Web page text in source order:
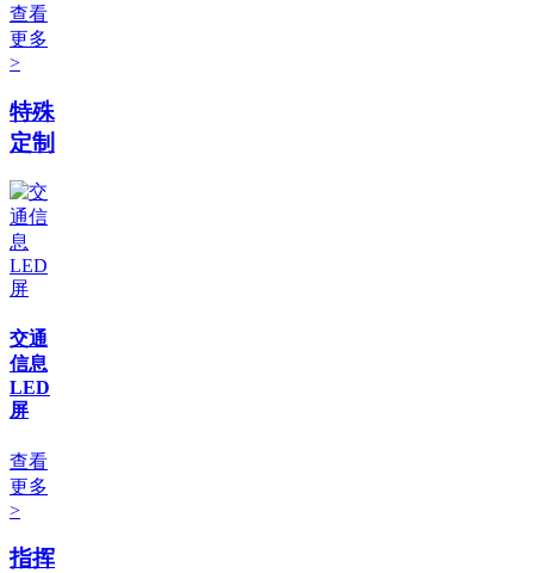
查看
更多
>
特殊
定制
交通
信息
LED
屏
查看
更多
>
指挥